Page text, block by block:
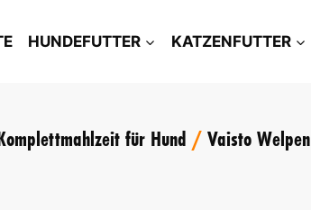
HUNDEFUTTER KATZENFUTTER
für Hund /Vaisto Welpen